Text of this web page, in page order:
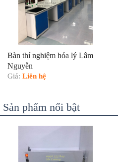
Bàn thí nghiệm hóa lý Lâm
Nguyễn
Giá: Liên hệ
Sản phẩm nổi bật